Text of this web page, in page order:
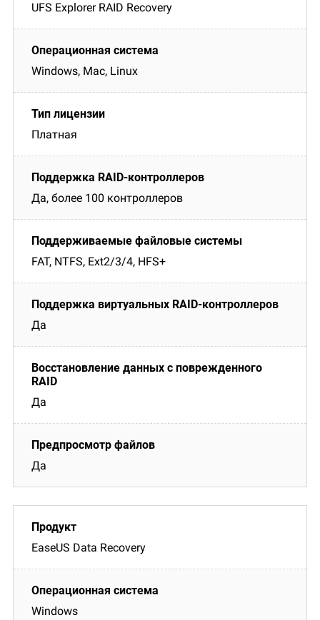
UFS Explorer RAID Recovery
Windows, Mac, Linux
Платная
Да, более 100 контроллеров
FAT, NTFS, Ext2/3/4, HFS+
Да
Да
Да
EaseUS Data Recovery
Windows